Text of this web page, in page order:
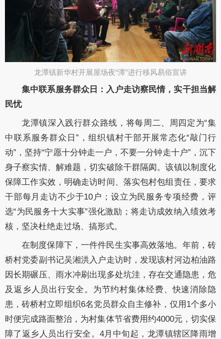
龙潭镇新华村开展屋场夜“潭”进行移风易俗宣讲​
集中联系服务群众日：入户走访察民情，实干担当解
民忧
龙潭镇深入践行群众路线，将每周二、周四定为“集
中联系服务群众日”，组织镇村干部开展常态化“敲门行
动”，坚持“宁愿十分钟走一户，不要一分钟走十户”，沉下
身子察实情、解难题，切实破除干群隔阂。该镇以制度化
保障工作实效，明确走访时间、落实包村包组责任，要求
干部每月走访不少于10户；设立为民服务专项经费，评
选“为民服务十大实事”强化激励；将走访成效纳入绩效考
核，坚决杜绝走过场、搞形式。
在制度保障下，一件件民生实事高效落地。年前，砖
桥村党委副书记吴湘洪入户走访时，发现该村河边柏油路
因长期碾压、雨水冲刷出现多处坑洼，存在交通隐患，危
及返乡人员出行安全。为节约村集体经费、快速消除隐
患，砖桥村立即组织6名党员群众自主修补，仅用1个多小
时便完成路面整治，为村集体节省费用约4000元，切实保
障了返乡人员出行安全。4月中旬起，龙潭镇辖区降雨增